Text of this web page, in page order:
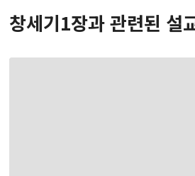
창세기1장과 관련된 설